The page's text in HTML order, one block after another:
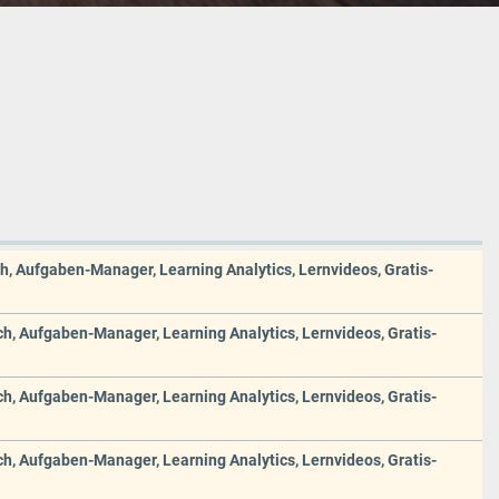
Aufgaben-Manager, Learning Analytics, Lernvideos, Gratis-
Aufgaben-Manager, Learning Analytics, Lernvideos, Gratis-
Aufgaben-Manager, Learning Analytics, Lernvideos, Gratis-
Aufgaben-Manager, Learning Analytics, Lernvideos, Gratis-